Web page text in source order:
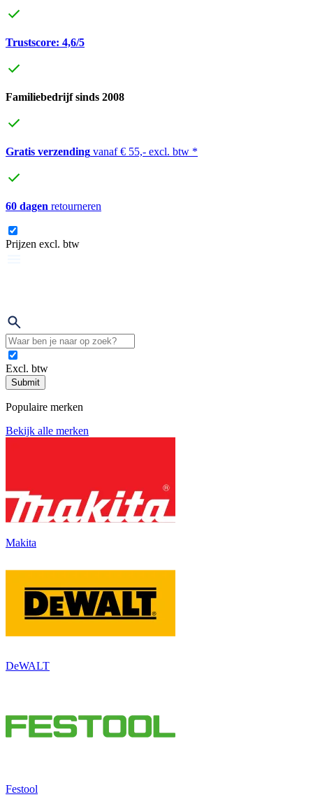
Trustscore: 4,6/5
Familiebedrijf sinds 2008
Gratis verzending vanaf € 55,- excl. btw *
60 dagen retourneren
Prijzen excl. btw
Excl. btw
Submit
Populaire merken
Bekijk alle merken
Makita
DeWALT
Festool